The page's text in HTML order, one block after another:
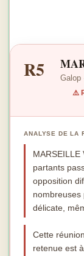
R5 Galop
⚠️
ANALYSE DE LA
partants
opposition
nombreuses
délicate,
Cette
retenue est